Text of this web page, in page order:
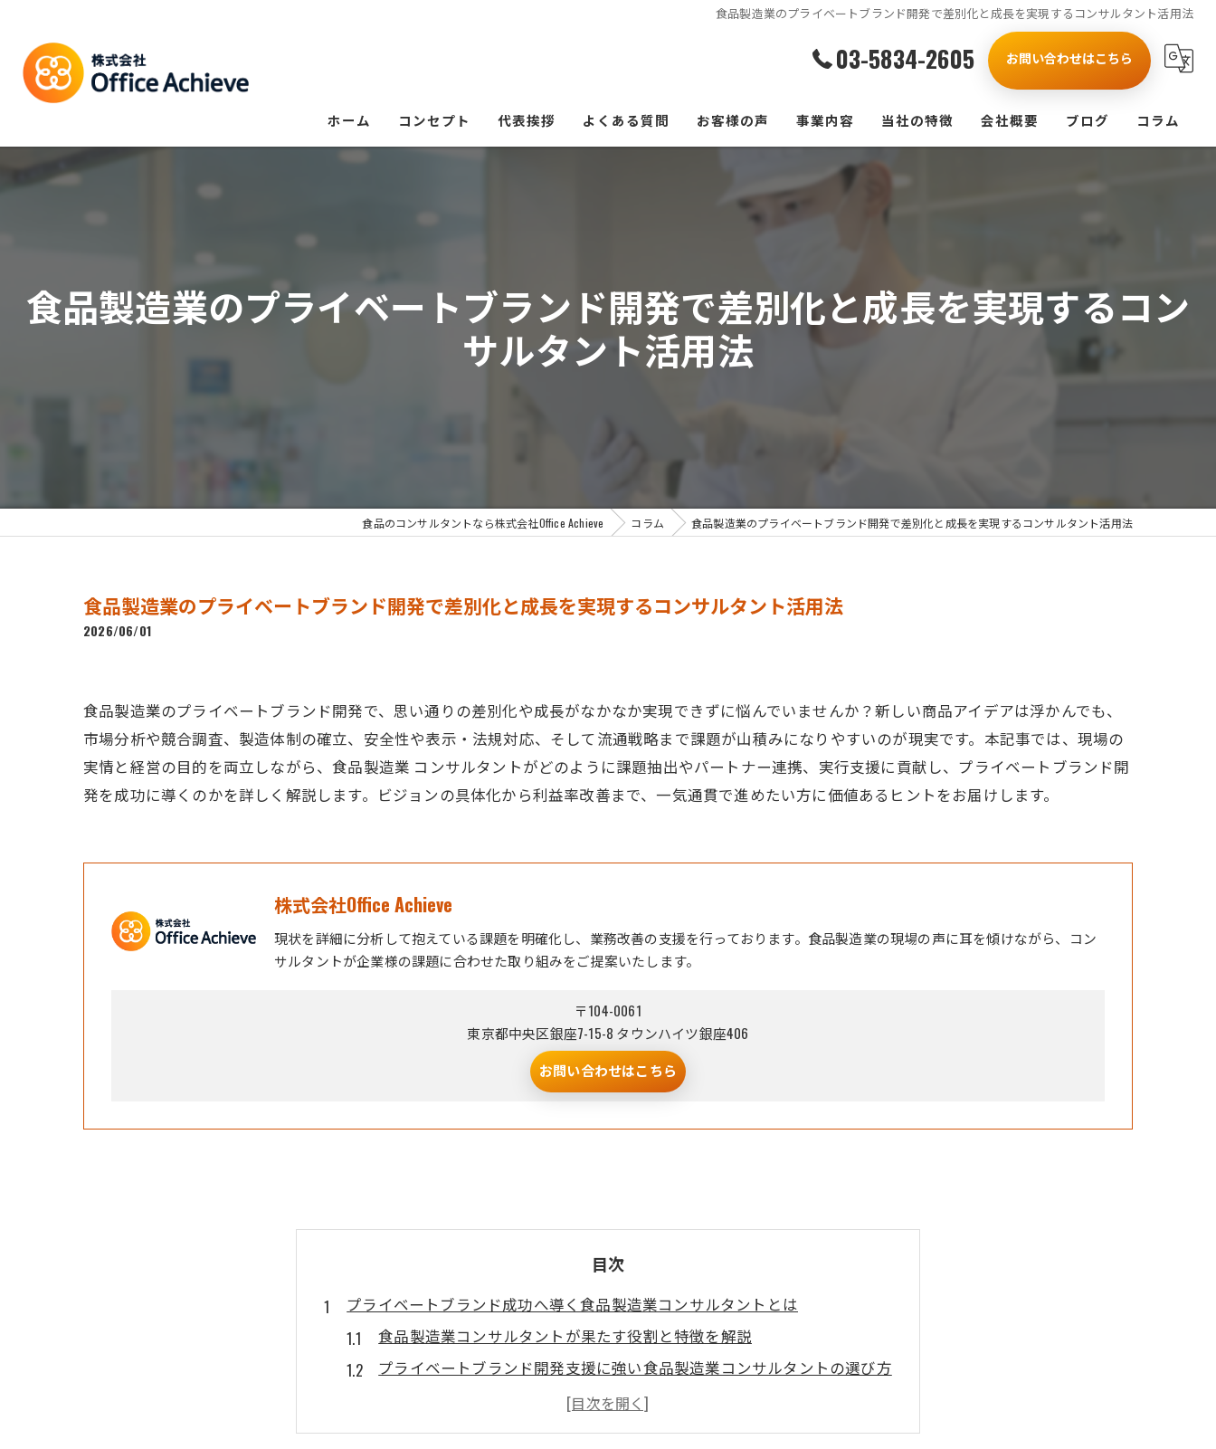
食品製造業のプライベートブランド開発で差別化と成長を実現するコンサルタント活用法
03-5834-2605 お問い合わせはこちら
ホーム コンセプト 代表挨拶 よくある質問 お客様の声 事業内容 当社の特徴
製造業
業務改善
会社概要 ブログ コラム
食品製造業のプライベートブランド開発で差別化と成長を実現するコン
サルタント活用法
食品のコンサルタントなら株式会社Office Achieve コラム 食品製造業のプライベートブランド開発で差別化と成長を実現するコンサルタント活用法
食品製造業のプライベートブランド開発で差別化と成長を実現するコンサルタント活用法
2026/06/01
食品製造業のプライベートブランド開発で、思い通りの差別化や成長がなかなか実現できずに悩んでいませんか？新しい商品アイデアは浮かんでも、
市場分析や競合調査、製造体制の確立、安全性や表示・法規対応、そして流通戦略まで課題が山積みになりやすいのが現実です。本記事では、現場の
実情と経営の目的を両立しながら、食品製造業 コンサルタントがどのように課題抽出やパートナー連携、実行支援に貢献し、プライベートブランド開
発を成功に導くのかを詳しく解説します。ビジョンの具体化から利益率改善まで、一気通貫で進めたい方に価値あるヒントをお届けします。
株式会社Office Achieve
現状を詳細に分析して抱えている課題を明確化し、業務改善の支援を行っております。食品製造業の現場の声に耳を傾けながら、コン
サルタントが企業様の課題に合わせた取り組みをご提案いたします。
〒104-0061
東京都中央区銀座7-15-8 タウンハイツ銀座406
お問い合わせはこちら
目次
プライベートブランド成功へ導く食品製造業コンサルタントとは
食品製造業コンサルタントが果たす役割と特徴を解説
プライベートブランド開発支援に強い食品製造業コンサルタントの選び方
食品製造業で生かすコンサルタントの専門知識と経験とは
食品製造業コンサルタントが実現する現場と経営の両立支援